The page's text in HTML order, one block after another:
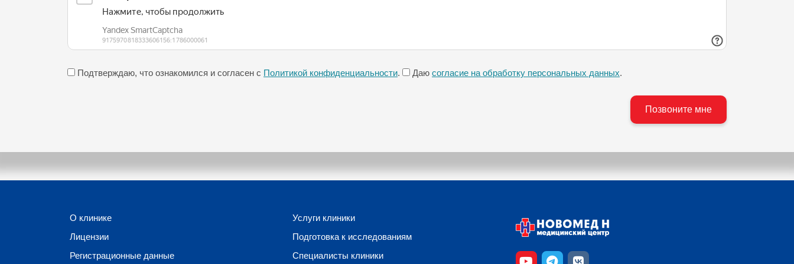
Подтверждаю, что ознакомился и согласен с Политикой конфиденциальности. Даю согласие на обработку персональных данных.
О клинике
Лицензии
Регистрационные данные
Услуги клиники
Подготовка к исследованиям
Специалисты клиники